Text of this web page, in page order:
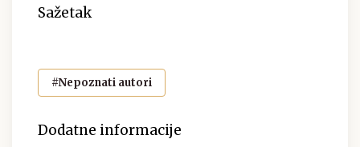
Sažetak
#Nepoznati autori
Dodatne informacije